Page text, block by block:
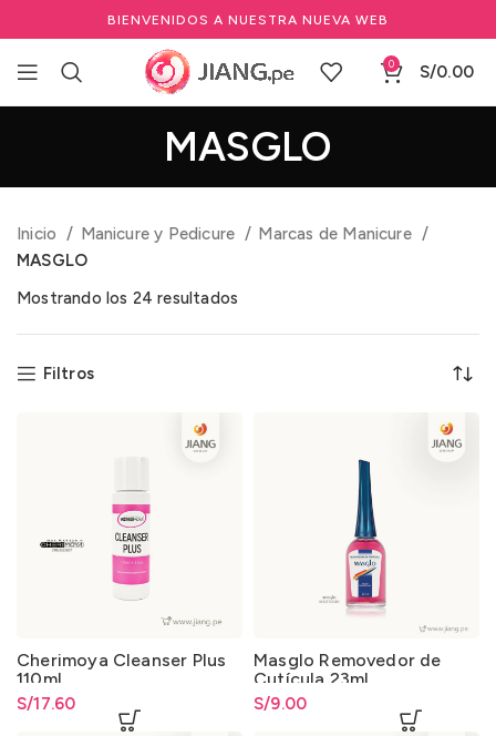
BIENVENIDOS A NUESTRA NUEVA WEB
0 S/0.00
MASGLO
Inicio Manicure y Pedicure
Marcas de Manicure
MASGLO
Mostrando los 24 resultados
Filtros
Cherimoya Cleanser Plus
110ml
S/17.60
Masglo Removedor de
Cutícula 23ml.
S/9.00